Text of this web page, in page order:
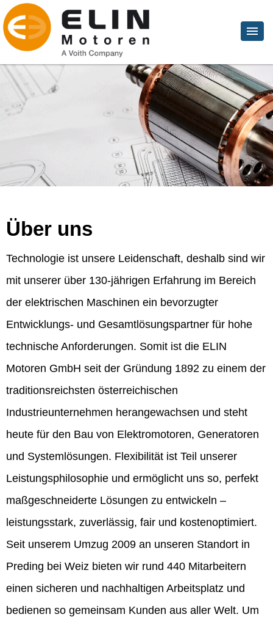
Über uns
Technologie ist unsere Leidenschaft, deshalb sind wir
mit unserer über 130-jährigen Erfahrung im Bereich
der elektrischen Maschinen ein bevorzugter
Entwicklungs- und Gesamtlösungspartner für hohe
technische Anforderungen. Somit ist die ELIN
Motoren GmbH seit der Gründung 1892 zu einem der
traditionsreichsten österreichischen
Industrieunternehmen herangewachsen und steht
heute für den Bau von Elektromotoren, Generatoren
und Systemlösungen. Flexibilität ist Teil unserer
Leistungsphilosophie und ermöglicht uns so, perfekt
maßgeschneiderte Lösungen zu entwickeln –
leistungsstark, zuverlässig, fair und kostenoptimiert.
Seit unserem Umzug 2009 an unseren Standort in
Preding bei Weiz bieten wir rund 440 Mitarbeitern
einen sicheren und nachhaltigen Arbeitsplatz und
bedienen so gemeinsam Kunden aus aller Welt. Um